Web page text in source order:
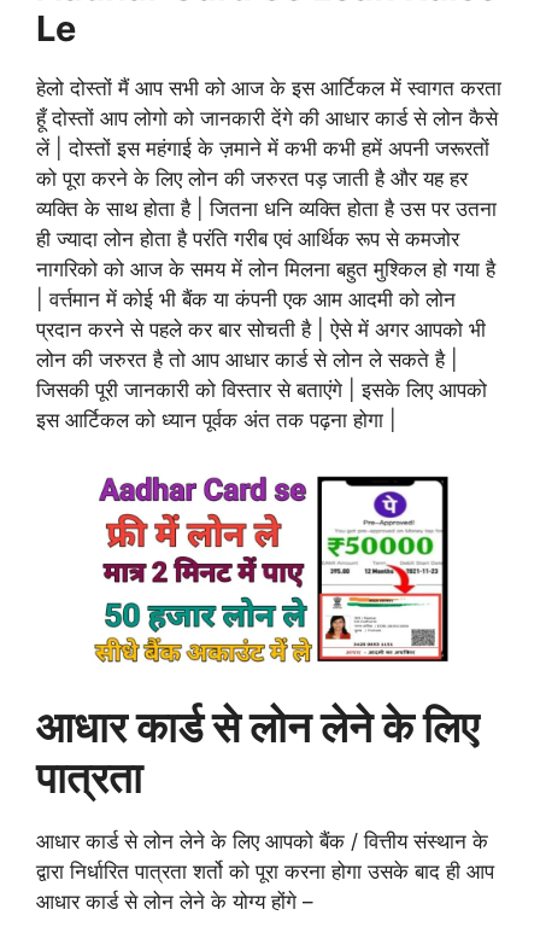
Le
हेलो दोस्तों मैं आप सभी को आज के इस आर्टिकल में स्वागत करता
हूँ दोस्तों आप लोगो को जानकारी देंगे की आधार कार्ड से लोन कैसे
लें | दोस्तों इस महंगाई के ज़माने में कभी कभी हमें अपनी जरूरतों
को पूरा करने के लिए लोन की जरुरत पड़ जाती है और यह हर
व्यक्ति के साथ होता है | जितना धनि व्यक्ति होता है उस पर उतना
ही ज्यादा लोन होता है परंति गरीब एवं आर्थिक रूप से कमजोर
नागरिको को आज के समय में लोन मिलना बहुत मुश्किल हो गया है
| वर्त्तमान में कोई भी बैंक या कंपनी एक आम आदमी को लोन
प्रदान करने से पहले कर बार सोचती है | ऐसे में अगर आपको भी
लोन की जरुरत है तो आप आधार कार्ड से लोन ले सकते है |
जिसकी पूरी जानकारी को विस्तार से बताएंगे | इसके लिए आपको
इस आर्टिकल को ध्यान पूर्वक अंत तक पढ़ना होगा |
आधार कार्ड से लोन लेने के लिए
पात्रता
आधार कार्ड से लोन लेने के लिए आपको बैंक / वित्तीय संस्थान के
द्वारा निर्धारित पात्रता शर्तो को पूरा करना होगा उसके बाद ही आप
आधार कार्ड से लोन लेने के योग्य होंगे –